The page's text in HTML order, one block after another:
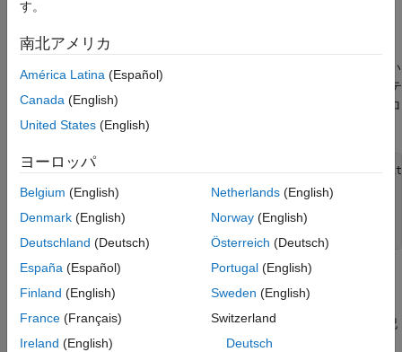
カスタム フィクスチャの適用
作業フォルダー内のあるファイルに
matlab.unittest.fixtures.Fixture
クラスから継承される新しい
表示形式のテ
スト前の状態にフィクスチャを戻すために、
プロ
パティを作成し、元の表示形式を記録します。
classdef FormatHexFixture <
properties
(Access = private)
        OriginalFormat
end
setupメソッドと メソッドの実装
クラスのサブクラスは、
メソッドを実装しなけれ
ばなりません。このメソッドを使用してテスト前の表示形式を記
録し、形式を
に設定します。teardown
す。
南北アメリカ
América Latina (Español)
Canada (English)
United States (English)
ヨーロッパ
Belgium (English)
Denmark (English)
Deutschland (Deutsch)
España (Español)
Finland (English)
France (Français)
Ireland (English)
Netherlands(English)
Norway(English)
Österreich (Deutsch)
Portugal(English)
Sweden (English)
Switzerland
Deutsch